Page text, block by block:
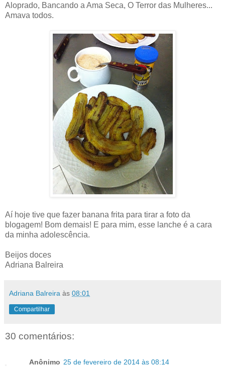
Aloprado, Bancando a Ama Seca, O Terror das Mulheres...
Amava todos.
Aí hoje tive que fazer banana frita para tirar a foto da
blogagem! Bom demais! E para mim, esse lanche é a cara
da minha adolescência.
Beijos doces
Adriana Balreira
Adriana Balreira às 08:01
Compartilhar
30 comentários:
Anônimo 25 de fevereiro de 2014 às 08:14